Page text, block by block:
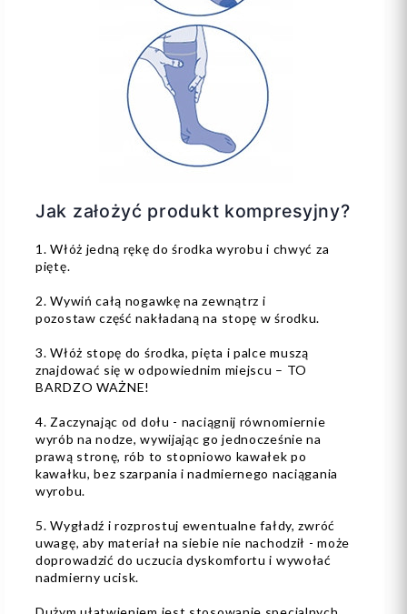
Jak założyć produkt kompresyjny?
1. Włóż jedną rękę do środka wyrobu i chwyć za
piętę.
2. Wywiń całą nogawkę na zewnątrz i
pozostaw część nakładaną na stopę w środku.
3. Włóż stopę do środka, pięta i palce muszą
znajdować się w odpowiednim miejscu – TO
BARDZO WAŻNE!
4. Zaczynając od dołu - naciągnij równomiernie
wyrób na nodze, wywijając go jednocześnie na
prawą stronę, rób to stopniowo kawałek po
kawałku, bez szarpania i nadmiernego naciągania
wyrobu.
5. Wygładź i rozprostuj ewentualne fałdy, zwróć
uwagę, aby materiał na siebie nie nachodził - może
doprowadzić do uczucia dyskomfortu i wywołać
nadmierny ucisk.